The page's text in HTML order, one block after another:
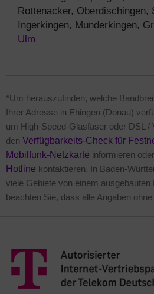
Rottenacker, Oberdischingen,
Ingerkingen, Munderkingen,
Ulm
*Um herauszufinden, welche
Ihrer Adresse in Ehingen (Donau)
um High-Speed-Glasfaser oder DSL /
den Verfügbarkeits-Check für
Mobilfunk-Netzkarte informieren
Hotline kontaktieren. In Baden-
viele Gebiete von einem ausgebauten
beachten Sie, dass alle Angaben